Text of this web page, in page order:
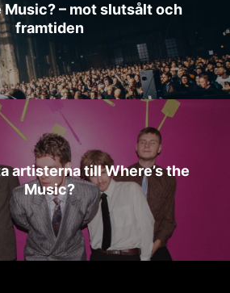
Music? – mot slutsålt och
framtiden
artisterna till Where’s the
Music?